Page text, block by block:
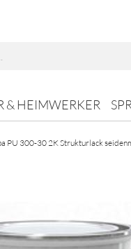
& HEIMWERKER
PU 300-30 2K Strukturlack